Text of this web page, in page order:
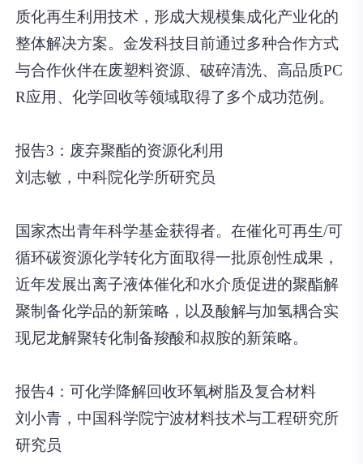
质化再生利用技术，形成大规模集成化产业化的
整体解决方案。金发科技目前通过多种合作方式
与合作伙伴在废塑料资源、破碎清洗、高品质PC
R应用、化学回收等领域取得了多个成功范例。
报告3：废弃聚酯的资源化利用
刘志敏，中科院化学所研究员
国家杰出青年科学基金获得者。在催化可再生/可
循环碳资源化学转化方面取得一批原创性成果，
近年发展出离子液体催化和水介质促进的聚酯解
聚制备化学品的新策略，以及酸解与加氢耦合实
现尼龙解聚转化制备羧酸和叔胺的新策略。
报告4：可化学降解回收环氧树脂及复合材料
刘小青，中国科学院宁波材料技术与工程研究所
研究员